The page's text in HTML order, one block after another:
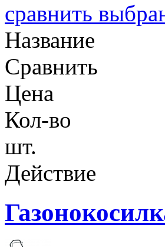
сравнить
Название
Сравнить
Цена
Кол-во
шт.
Действие